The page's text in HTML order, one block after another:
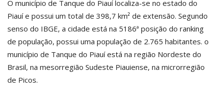
O município de Tanque do Piauí localiza-se no estado do
Piauí e possui um total de 398,7 km² de extensão. Segundo
senso do IBGE, a cidade está na 5186ª posição do ranking
de população, possui uma população de 2.765 habitantes. o
município de Tanque do Piauí está na região Nordeste do
Brasil, na mesorregião Sudeste Piauiense, na microrregião
de Picos.